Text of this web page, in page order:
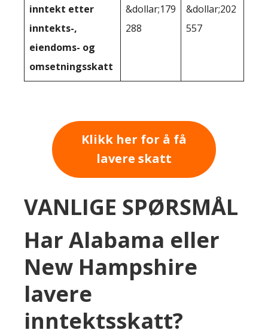
inntekt etter
inntekts-,
eiendoms- og
omsetningsskatt
&dollar;179
288
&dollar;202
557
Klikk her for å få
lavere skatt
VANLIGE SPØRSMÅL
Har Alabama eller
New Hampshire
lavere
inntektsskatt?